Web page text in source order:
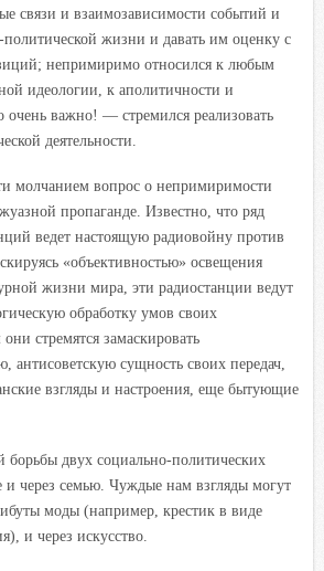
связи и взаимозависимости событий и
жизни и давать им оценку с
непримиримо относился к любым
идеологии, к аполитичности и
важно! — стремился реализовать
деятельности.
молчанием вопрос о непримиримости
пропаганде. Известно, что ряд
ведет настоящую радиовойну против
«объективностью» освещения
жизни мира, эти радиостанции ведут
обработку умов своих
стремятся замаскировать
антисоветскую сущность своих передач,
взгляды и настроения, еще бытующие
борьбы двух социально-политических
и через семью. Чуждые нам взгляды могут
моды (например, крестик в виде
и через искусство.